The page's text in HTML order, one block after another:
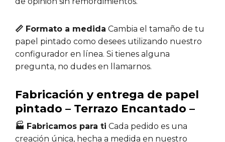
📏 Formato a medida Cambia el tamaño de tu
papel pintado como desees utilizando nuestro
configurador en línea. Si tienes alguna
pregunta, no dudes en llamarnos.
Fabricación y entrega de papel
pintado – Terrazo Encantado –
🏭 Fabricamos para ti Cada pedido es una
creación única, hecha a medida en nuestro